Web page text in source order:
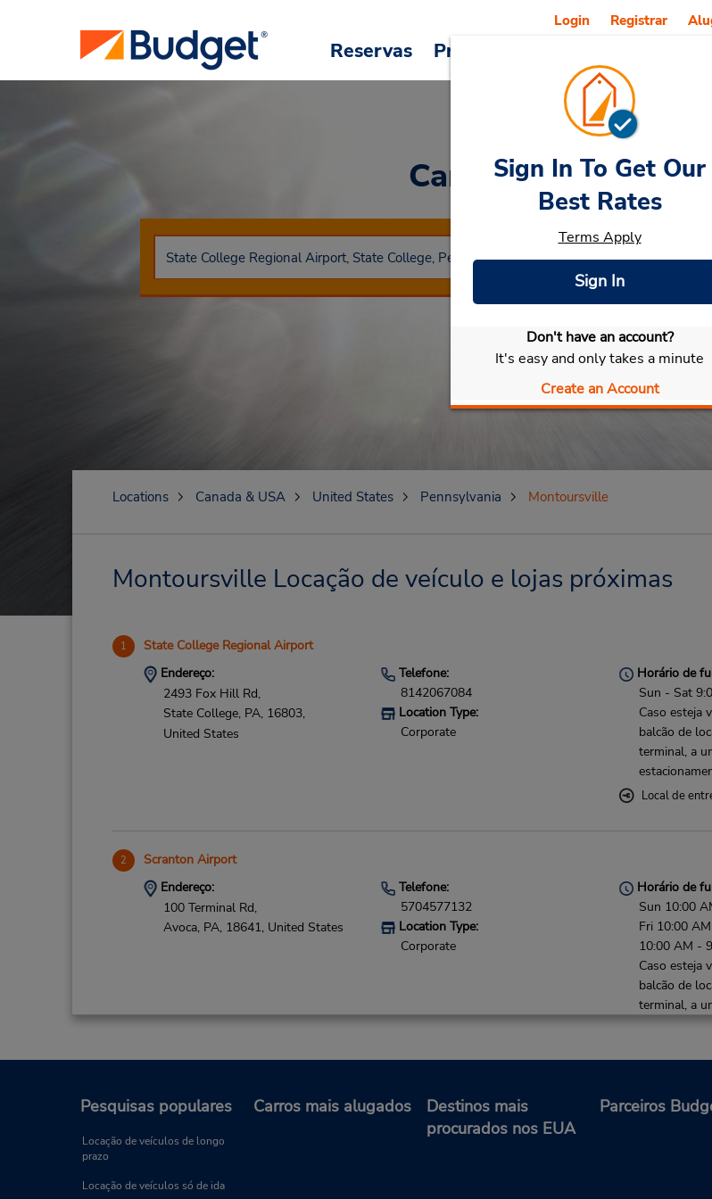
Reservas Promoções Veículos e
Login Registrar
Car Rental
Selecionar meu carro
Sign In To Get Our
Best Rates
Terms Apply
Sign In
Don't have an account?
It's easy and only takes a minute
Create an Account
Locations Canada & USA United States Pennsylvania Montoursville
Montoursville Locação de veículo e lojas próximas
1 State College Regional Airport
Endereço:
2493 Fox Hill Rd,
State College, PA, 16803,
United States
Telefone:
8142067084
Location Type:
Corporate
Horário de
Sun - Sat
Caso esteja
balcão de
terminal, a
Local de
2 Scranton Airport
Endereço:
100 Terminal Rd,
Avoca, PA, 18641, United States
Telefone:
5704577132
Location Type:
Corporate
Horário de
Sun 10:00
Fri 10:00
10:00 AM -
Caso esteja
balcão de
terminal, a
Endereço:
4612 Jonestown Rd,
United States
7175471005
Horário de
Pesquisas populares
Locação de veículos de longo
prazo
Locação de veículos só de ida
Carros mais alugados
Destinos mais
procurados nos EUA
Parceiros